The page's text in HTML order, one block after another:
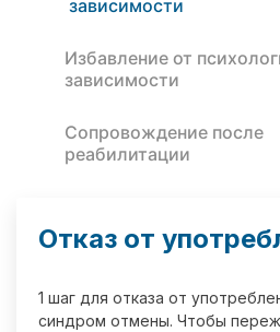
зависимости
Избавление от
зависимости
Сопровождение после
реабилитации
Отказ от
1 шаг для отказа от
синдром отмены. Чтобы